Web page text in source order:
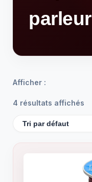
parleur
Afficher :
4 résultats affichés